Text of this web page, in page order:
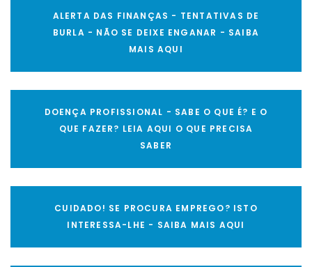
ALERTA DAS FINANÇAS - TENTATIVAS DE
BURLA - NÃO SE DEIXE ENGANAR - SAIBA
MAIS AQUI
DOENÇA PROFISSIONAL - SABE O QUE É? E O
QUE FAZER? LEIA AQUI O QUE PRECISA
SABER
CUIDADO! SE PROCURA EMPREGO? ISTO
INTERESSA-LHE - SAIBA MAIS AQUI